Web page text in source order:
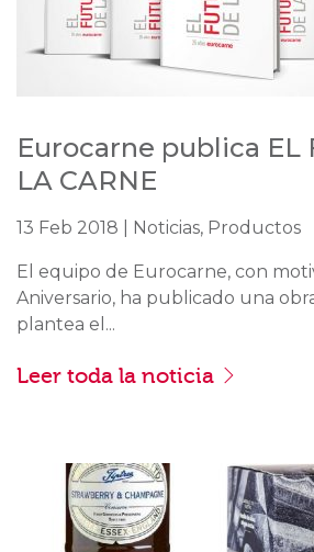
Eurocarne publica EL
LA CARNE
13 Feb 2018 | Noticias, Productos
El equipo de Eurocarne, con
Aniversario, ha publicado una
plantea el...
Leer toda la noticia